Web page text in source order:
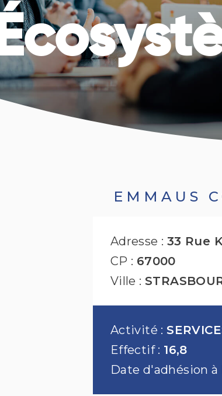
EMMAUS
Adresse : 33 Rue
CP : 67000
Ville :
Activité :
Effectif : 16,8
Date d'adhésion à